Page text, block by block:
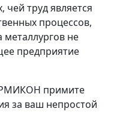
чей труд является
процессов,
металлургов не
предприятие
примите
за ваш непростой